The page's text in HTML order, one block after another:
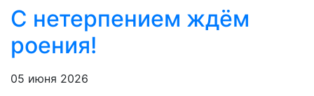
С нетерпением ждём
роения!
05 июня 2026